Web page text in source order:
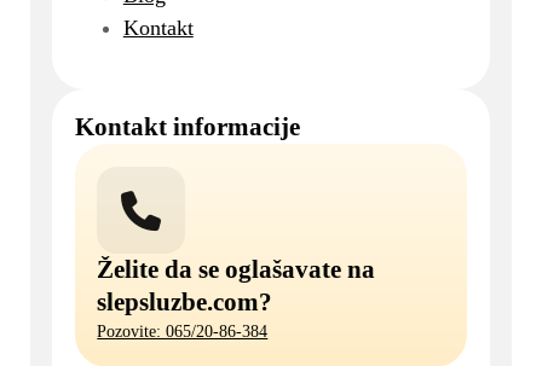
Kontakt
Kontakt informacije
Želite da se oglašavate na
slepsluzbe.com?
Pozovite: 065/20-86-384